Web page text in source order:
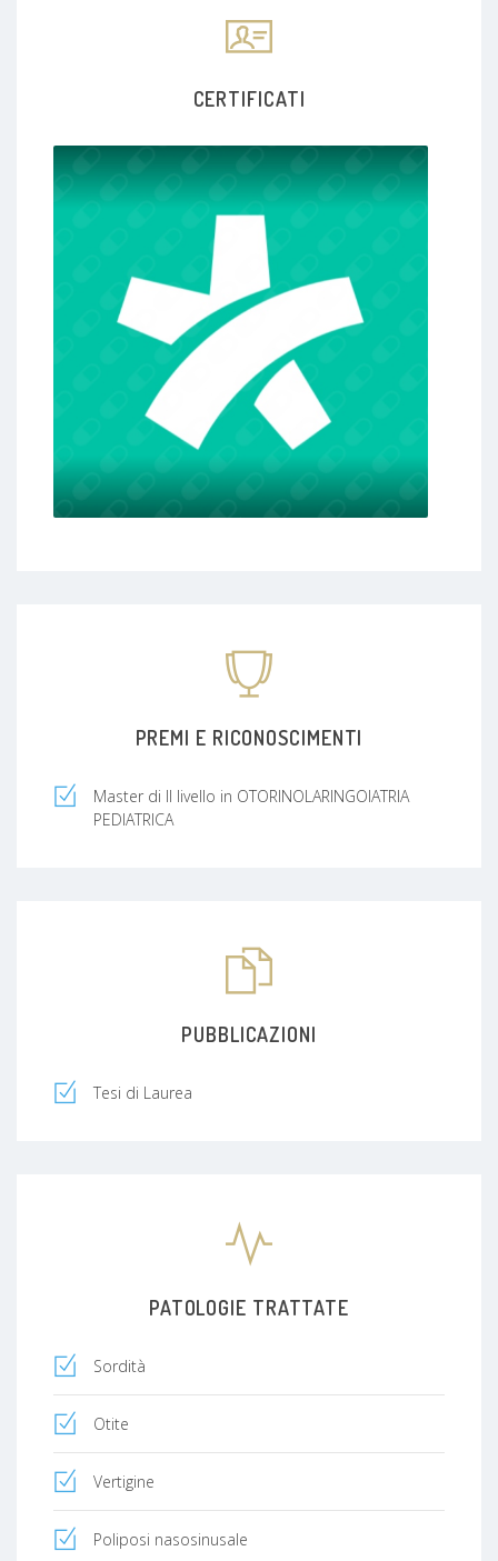
CERTIFICATI
PREMI E RICONOSCIMENTI
Master di II livello in OTORINOLARINGOIATRIA
PEDIATRICA
PUBBLICAZIONI
Tesi di Laurea
PATOLOGIE TRATTATE
Sordità
Otite
Vertigine
Poliposi nasosinusale